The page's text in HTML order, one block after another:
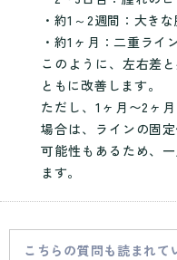
・約1～2週間：大き
・約1ヶ月：二重ライ
このように、左右差
ともに改善します。
ただし、1ヶ月〜2ヶ
場合は、ラインの固
可能性もあるため、
ます。
こちらの質問も読まれて